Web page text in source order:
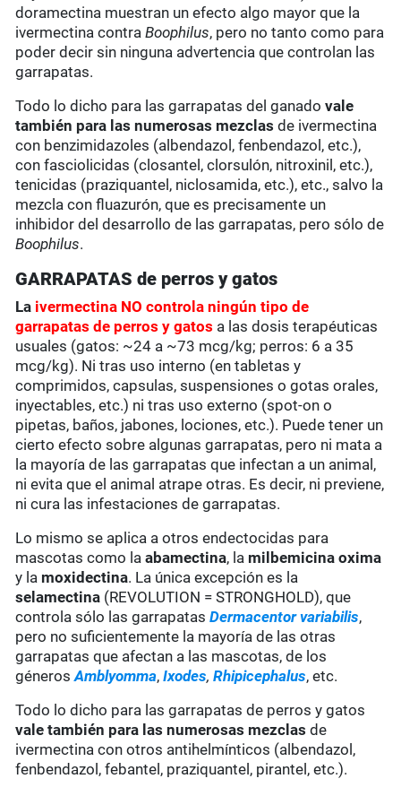
doramectina muestran un efecto algo mayor que la
ivermectina contraBoophilus, pero no tanto como para
poder decir sin ninguna advertencia que controlan las
garrapatas.
Todo lo dicho para las garrapatas del ganadovale
también para las numerosas mezclas de ivermectina
con benzimidazoles (albendazol, fenbendazol, etc.),
con fasciolicidas (closantel, clorsulón, nitroxinil, etc.),
tenicidas (praziquantel, niclosamida, etc.), etc., salvo la
mezcla con fluazurón, que es precisamente un
inhibidor del desarrollo de las garrapatas, pero sólo de
Boophilus.
GARRAPATAS de perros y gatos
La ivermectina NOcontrola ningún tipo de
garrapatas de perros y gatos a las dosis terapéuticas
usuales (gatos: ~24 a ~73 mcg/kg; perros: 6 a 35
mcg/kg). Ni tras uso interno (en tabletas y
comprimidos, capsulas, suspensiones o gotas orales,
inyectables, etc.) ni tras uso externo (spot-on o
pipetas, baños, jabones, lociones, etc.). Puede tener un
cierto efecto sobre algunas garrapatas, pero ni mata a
la mayoría de las garrapatas que infectan a un animal,
ni evita que el animal atrape otras. Es decir, ni previene,
ni cura las infestaciones de garrapatas.
Lo mismo se aplica a otros endectocidas para
mascotas como laabamectina, la milbemicina oxima
y la moxidectina. La única excepción es la
selamectina (REVOLUTION = STRONGHOLD), que
controla sólo las garrapatasDermacentor variabilis,
pero no suficientemente la mayoría de las otras
garrapatas que afectan a las mascotas, de los
génerosAmblyomma,Ixodes,Rhipicephalus, etc.
Todo lo dicho para las garrapatas de perros y gatos
vale también para las numerosas mezclas de
ivermectina con otros antihelmínticos (albendazol,
fenbendazol, febantel, praziquantel, pirantel, etc.).